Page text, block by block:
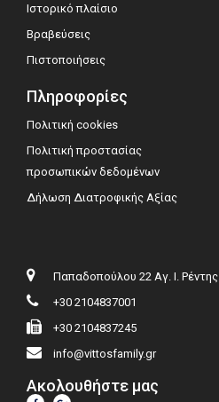
Ιστορικό πλαίσιο
Βραβεύσεις
Πιστοποιήσεις
Πληροφορίες
Πολιτική cookies
Πολιτική προστασίας
προσωπικών δεδομένων
Δήλωση Διατροφικής Αξίας
Παπαδοπούλου 22 Αγ. Ι. Ρέντης
+30 2104837001
+30 2104837245
info@vittosfamily.gr
Ακολουθήστε μας